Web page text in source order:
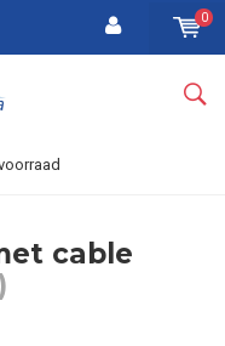
0
cable